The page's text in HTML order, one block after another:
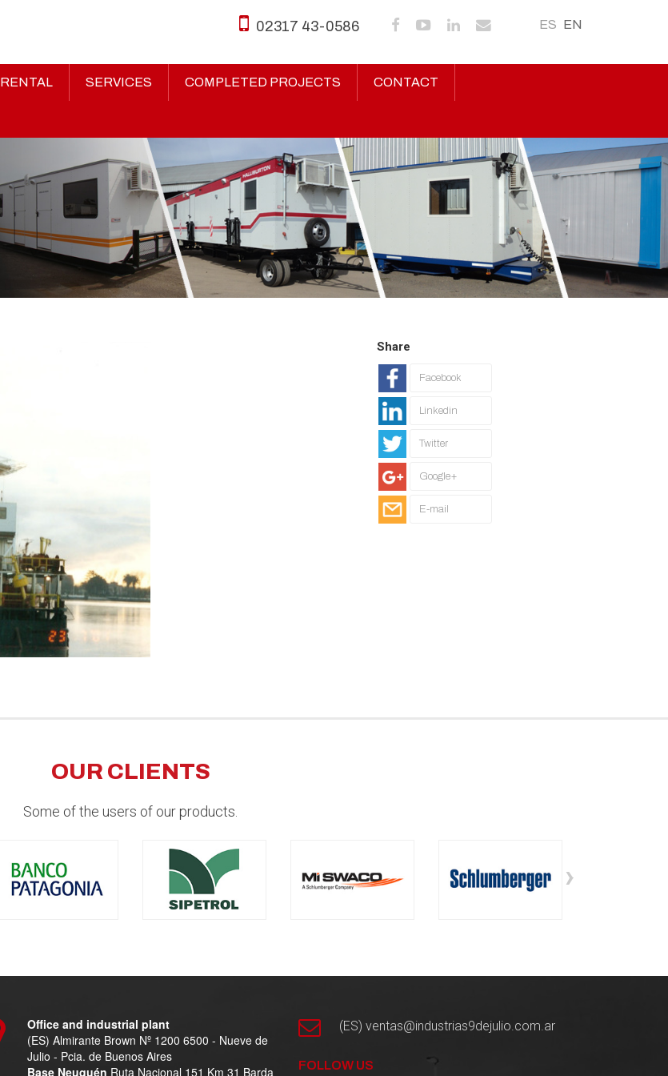
ES EN
02317 43-0586
RENTAL SERVICES COMPLETED PROJECTS CONTACT
Share
Facebook
Linkedin
Twitter
Google+
E-mail
OUR CLIENTS
Some of the users of our products.
›
Office and industrial plant
(ES) Almirante Brown Nº 1200 6500 - Nueve de
Julio - Pcia. de Buenos Aires
Base Neuquén Ruta Nacional 151 Km 31 Barda
(ES) ventas@industrias9dejulio.com.ar
FOLLOW US